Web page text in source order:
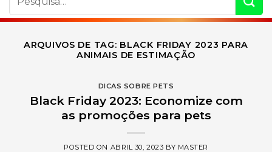
por:
ARQUIVOS DE TAG: BLACK FRIDAY 2023 PARA
ANIMAIS DE ESTIMAÇÃO
DICAS SOBRE PETS
Black Friday 2023: Economize com
as promoções para pets
POSTED ON ABRIL 30, 2023 BY MASTER